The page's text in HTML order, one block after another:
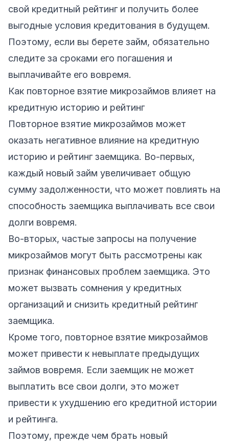
свой кредитный рейтинг и получить более
выгодные условия кредитования в будущем.
Поэтому, если вы берете займ, обязательно
следите за сроками его погашения и
выплачивайте его вовремя.
Как повторное взятие микрозаймов влияет на
кредитную историю и рейтинг
Повторное взятие микрозаймов может
оказать негативное влияние на кредитную
историю и рейтинг заемщика. Во-первых,
каждый новый займ увеличивает общую
сумму задолженности, что может повлиять на
способность заемщика выплачивать все свои
долги вовремя.
Во-вторых, частые запросы на получение
микрозаймов могут быть рассмотрены как
признак финансовых проблем заемщика. Это
может вызвать сомнения у кредитных
организаций и снизить кредитный рейтинг
заемщика.
Кроме того, повторное взятие микрозаймов
может привести к невыплате предыдущих
займов вовремя. Если заемщик не может
выплатить все свои долги, это может
привести к ухудшению его кредитной истории
и рейтинга.
Поэтому, прежде чем брать новый